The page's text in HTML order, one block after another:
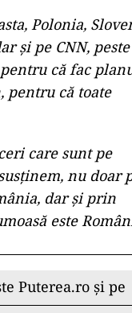
Polonia,
și pe CNN,
că fac
pentru că toate
care sunt pe
nu doar
dar și prin
este
Puterea.ro și pe